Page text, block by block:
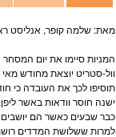
מאת: שלמה קופר, אנליסט
המניותסיימו את יום המסחר
וול-סטריט יוצאת מחודש
תוסיפו לכך את העובדה כי
ישנה חוסר וודאות באשר
כבר שבעים כאשר הם יושבים